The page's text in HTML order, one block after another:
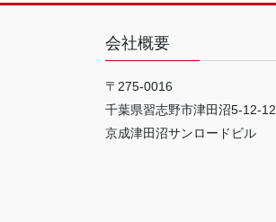
会社概要
〒275-0016
千葉県習志野市津田沼5-12-12
京成津田沼サンロードビル